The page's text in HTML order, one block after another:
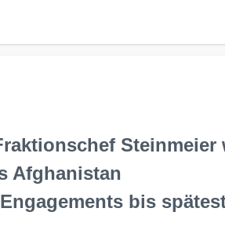
Steinmeier
Afghanistan
bis